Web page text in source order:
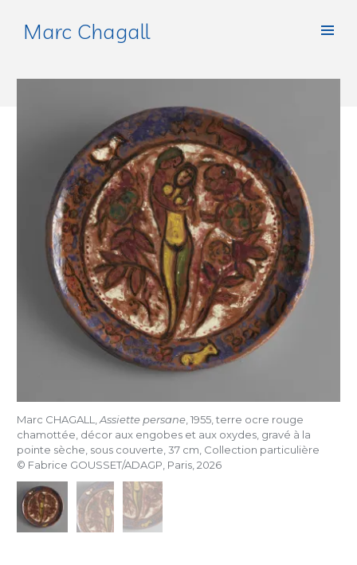
Marc Chagall
Marc CHAGALL, Assiette persane , 1955, terre ocre rouge
chamottée, décor aux engobes et aux oxydes, gravé à la
pointe sèche, sous couverte, 37 cm, Collection particulière
© Fabrice GOUSSET/ADAGP, Paris, 2026